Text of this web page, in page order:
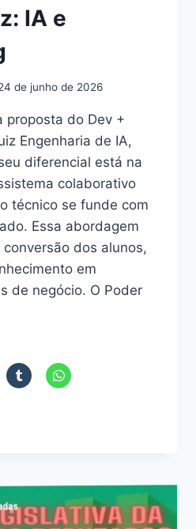
IA e
de junho de 2026
proposta do Dev +
Engenharia de IA,
diferencial está na
colaborativo
técnico se funde com
Essa abordagem
dos alunos,
em
de negócio. O Poder